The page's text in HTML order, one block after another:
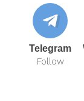
Telegram
Follow